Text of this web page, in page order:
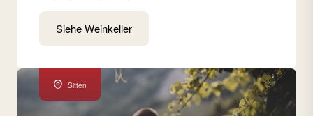
Siehe Weinkeller
Sitten